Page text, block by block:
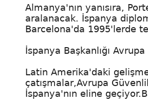
Almanya'nın yanısıra,
aralanacak. İspanya
Barcelona'da 1995'lerde
İspanya Başkanlığı
Latin Amerika'daki
çatışmalar,Avrupa
İspanya'nın eline